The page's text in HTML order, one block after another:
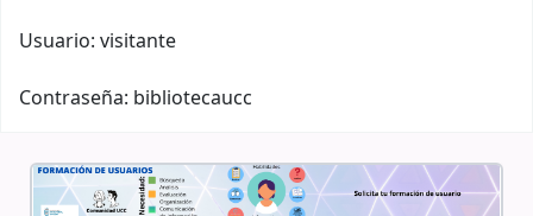
Usuario: visitante
Contraseña: bibliotecaucc